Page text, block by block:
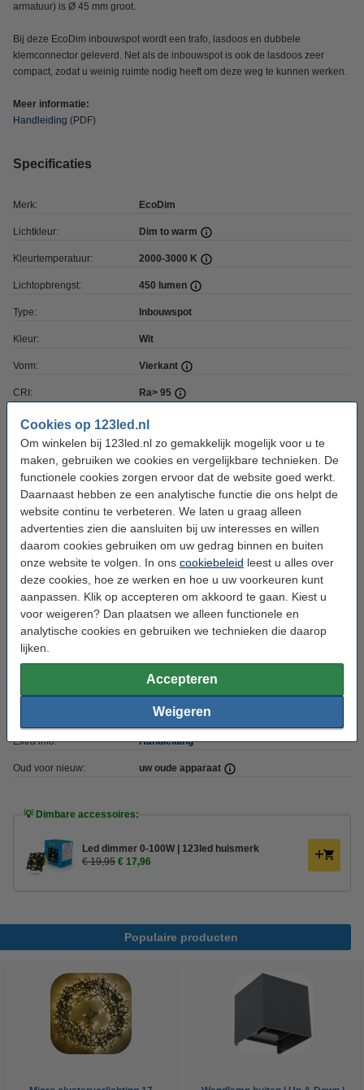
Cookies op 123led.nl
Om winkelen bij 123led.nl zo gemakkelijk mogelijk voor u te
maken, gebruiken we cookies en vergelijkbare technieken. De
functionele cookies zorgen ervoor dat de website goed werkt.
Daarnaast hebben ze een analytische functie die ons helpt de
website continu te verbeteren. We laten u graag alleen
advertenties zien die aansluiten bij uw interesses en willen
daarom cookies gebruiken om uw gedrag binnen en buiten
onze website te volgen. In ons cookiebeleid leest u alles over
deze cookies, hoe ze werken en hoe u uw voorkeuren kunt
aanpassen. Klik op accepteren om akkoord te gaan. Kiest u
voor weigeren? Dan plaatsen we alleen functionele en
analytische cookies en gebruiken we technieken die daarop
lijken.
Accepteren
Weigeren
armatuur) is Ø 45 mm groot.
Bij deze EcoDim inbouwspot wordt een trafo, lasdoos en dubbele
klemconnector geleverd. Net als de inbouwspot is ook de lasdoos zeer
compact, zodat u weinig ruimte nodig heeft om deze weg te kunnen werken.
Meer informatie:
Handleiding (PDF)
Specificaties
Merk: EcoDim
Lichtkleur: Dim to warm
Kleurtemperatuur: 2000-3000 K
Lichtopbrengst: 450 lumen
Type: Inbouwspot
Kleur: Wit
Vorm: Vierkant
CRI: Ra> 95
Lamp inbegrepen: Ja
Lichthoek: 60 graden
Watt: 5 W
Dimbaar: Ja
Voltage: 220-240 V
Externe driver
Diameter: Ø 85 mm
Inbouwdiepte: 23 mm
Beschermingsniveau: IP54
Extra info: Handleiding
Oud voor nieuw: uw oude apparaat
💡 Dimbare accessoires:
Led dimmer 0-100W | 123led huismerk
€ 19,95 € 17,96
Populaire producten